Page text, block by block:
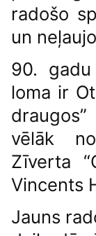
radošo
un
90. gadu
loma ir
vēlāk
Zīverta
Vincents
Jauns